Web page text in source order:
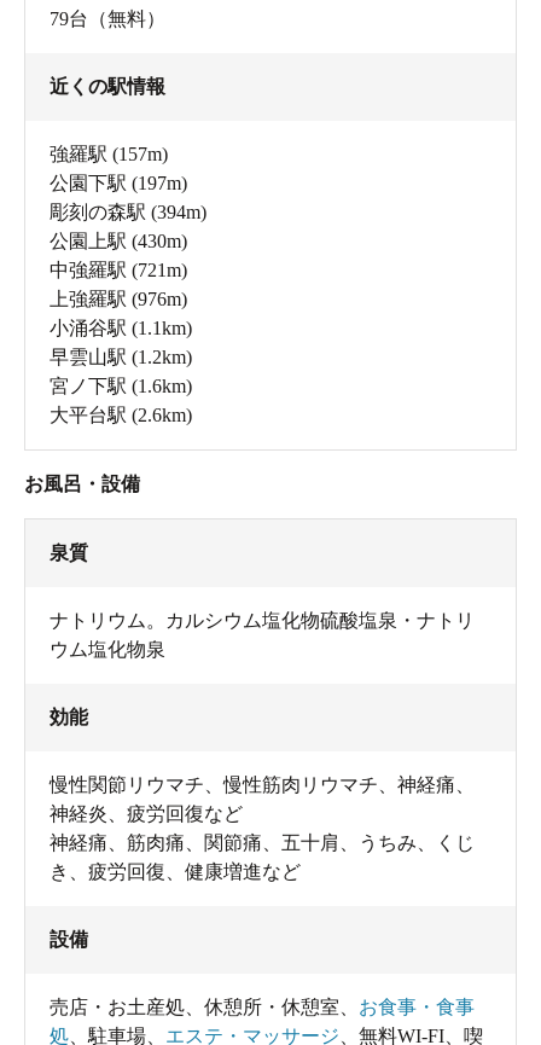
79台（無料）
近くの駅情報
強羅駅 (157m)
公園下駅 (197m)
彫刻の森駅 (394m)
公園上駅 (430m)
中強羅駅 (721m)
上強羅駅 (976m)
小涌谷駅 (1.1km)
早雲山駅 (1.2km)
宮ノ下駅 (1.6km)
大平台駅 (2.6km)
お風呂・設備
泉質
ナトリウム。カルシウム塩化物硫酸塩泉・ナトリ
ウム塩化物泉
効能
慢性関節リウマチ、慢性筋肉リウマチ、神経痛、
神経炎、疲労回復など
神経痛、筋肉痛、関節痛、五十肩、うちみ、くじ
き、疲労回復、健康増進など
設備
売店・お土産処 休憩所・休憩室
お食事・食事
処
駐車場 エステ・マッサージ 無料WI-FI 喫